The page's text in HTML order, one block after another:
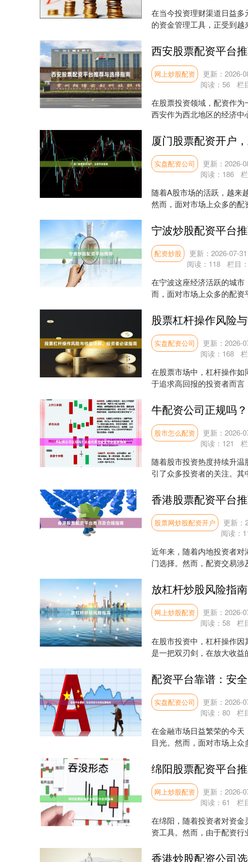
在当今投资理财渠道日益
的资金管理工具，正受到
西安股票配资平台
网上炒股配资 更新：2026-
阅读： 56 栏
在股票投资领域，配资作为
西安作为西北地区的经济
厦门股票配资开户
实盘配资公司 更新：2026-
阅读： 186
随着A股市场的活跃，越来
然而，面对市场上众多的
宁波炒股配资平台
配资炒股 更新：2026-07-31
阅读： 118 栏目：
在宁波这座经济活跃的城
而，面对市场上众多的配资
实盘配资公司 更新：2026-
阅读： 168
在股票市场中，杠杆操作
于追求高回报的投资者而
股市怎么配资 更新：2026-
阅读： 121
随着股市投资热度持续升
引了众多投资者的关注。其
香港股票配资平台
股票网炒股配资开户 更新：
阅读：
近年来，随着内地投资者
门选择。然而，配资交易
放杠杆炒股风险指南
网上炒股配资 更新：2026-
阅读： 58 栏
在股市投资中，杠杆操作因
是一把双刃剑，在放大收
配资平台靠谱：安
实盘配资公司 更新：2026-
阅读： 80 栏
在金融市场日益繁荣的今
目光。然而，面对市场上
绵阳股票配资平台
网上炒股配资 更新：2026-
阅读： 61 栏
在绵阳，随着投资者对资
资工具。然而，由于配资
香港炒股配资公司